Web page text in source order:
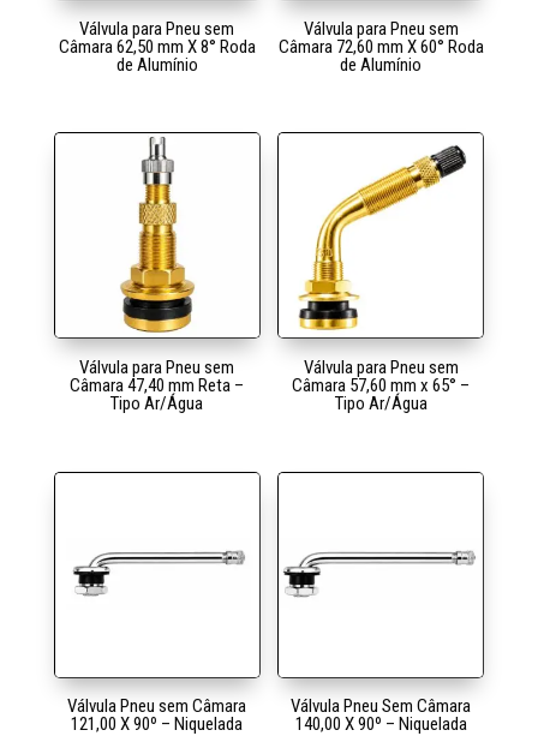
Válvula para Pneu sem
Câmara 62,50 mm X 8° Roda
de Alumínio
Válvula para Pneu sem
Câmara 72,60 mm X 60° Roda
de Alumínio
Válvula para Pneu sem
Câmara 47,40 mm Reta –
Tipo Ar/Água
Válvula para Pneu sem
Câmara 57,60 mm x 65° –
Tipo Ar/Água
Válvula Pneu sem Câmara
121,00 X 90º – Niquelada
Válvula Pneu Sem Câmara
140,00 X 90º – Niquelada